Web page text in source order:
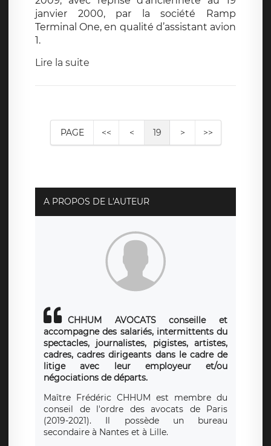
janvier 2000, par la société Ramp
Terminal One, en qualité d’assistant avion
1.
Lire la suite
PAGE << < 19 > >>
A PROPOS DE L'AUTEUR
CHHUM AVOCATS conseille et
accompagne des salariés, intermittents du
spectacles, journalistes, pigistes, artistes,
cadres, cadres dirigeants dans le cadre de
litige avec leur employeur et/ou
négociations de départs.
Maître Frédéric CHHUM est membre du
conseil de l'ordre des avocats de Paris
(2019-2021). Il possède un bureau
secondaire à Nantes et à Lille.